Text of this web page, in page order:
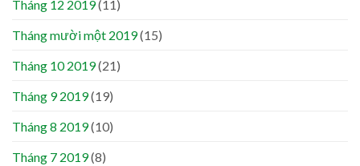
Tháng 12 2019(11)
Tháng mười một 2019(15)
Tháng 10 2019(21)
Tháng 9 2019(19)
Tháng 8 2019(10)
Tháng 7 2019(8)